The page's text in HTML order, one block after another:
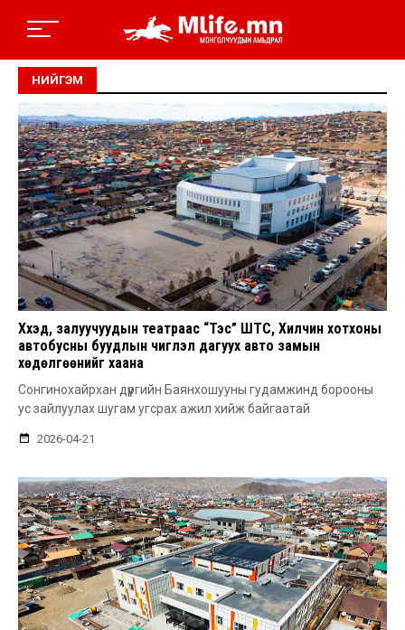
НИЙГЭМ
Хүүхэд, залуучуудын театраас “Тэс” ШТС, Хилчин хотхоны
автобусны буудлын чиглэл дагуух авто замын
хөдөлгөөнийг хаана
Сонгинохайрхан дүүргийн Баянхошууны гудамжинд борооны
ус зайлуулах шугам угсрах ажил хийж байгаатай
2026-04-21